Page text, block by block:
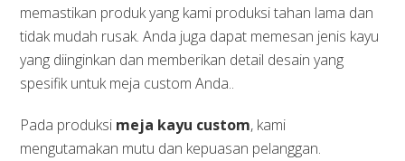
memastikan produk yang kami produksi tahan lama dan
tidak mudah rusak. Anda juga dapat memesan jenis kayu
yang diinginkan dan memberikan detail desain yang
spesifik untuk meja custom Anda..
Pada produksi meja kayu custom, kami
mengutamakan mutu dan kepuasan pelanggan.